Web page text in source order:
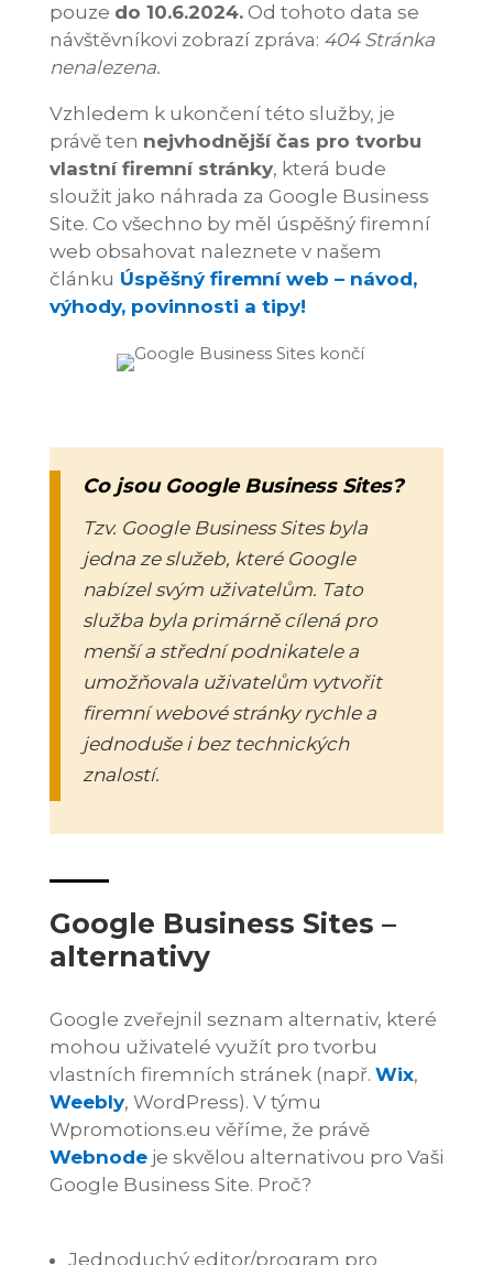
pouze do 10.6.2024.Od tohoto data se
návštěvníkovi zobrazí zpráva: 404 Stránka
nenalezena.
Vzhledem k ukončení této služby, je
právě ten nejvhodnější čas pro tvorbu
vlastní firemní stránky, která bude
sloužit jako náhrada za Google Business
Site. Co všechno by měl úspěšný firemní
web obsahovat naleznete v našem
článku Úspěšný firemní web – návod,
výhody, povinnosti a tipy!
Co jsou Google Business Sites?
Tzv. Google Business Sites byla
jedna ze služeb, které Google
nabízel svým uživatelům. Tato
služba byla primárně cílená pro
menší a střední podnikatele a
umožňovala uživatelům vytvořit
firemní webové stránky rychle a
jednoduše i bez technických
znalostí.
Google Business Sites –
alternativy
Google zveřejnil seznam alternativ, které
mohou uživatelé využít pro tvorbu
vlastních firemních stránek (např. Wix,
Weebly, WordPress). V týmu
Wpromotions.eu věříme, že právě
Webnodeje skvělou alternativou pro Vaši
Google Business Site. Proč?
Jednoduchý editor/program pro